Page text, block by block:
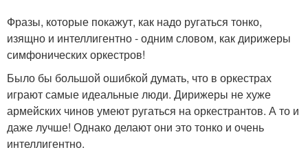
Фразы, которые покажут, как надо ругаться тонко,
изящно и интеллигентно - одним словом, как дирижеры
симфонических оркестров!
Было бы большой ошибкой думать, что в оркестрах
играют самые идеальные люди. Дирижеры не хуже
армейских чинов умеют ругаться на оркестрантов. А то и
даже лучше! Однако делают они это тонко и очень
интеллигентно.